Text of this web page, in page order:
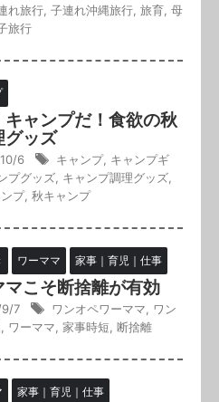
れ旅行 子連れ沖縄旅行 旅育 母
旅行
キャンプだ！食欲の秋
グッズ
6 キャンプ, キャンプギ
プグッズ キャンプ調理グッズ
プ, 秋キャンプ
ワーママ 家事｜育児｜仕事
マこそ断捨離が有効
7 ワンオペワーママ
ワン
ワーママ 家事時短 断捨離
家事｜育児｜仕事